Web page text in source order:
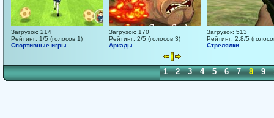
Загрузок: 214
Рейтинг: 1/5 (голосов 1)
Спортивные игры
Загрузок: 170
Рейтинг: 2/5 (голосов 3)
Аркады
Загрузок: 513
Рейтинг: 2.8/5
Стрелялки
1 2 3 4 5 6 7 8 9